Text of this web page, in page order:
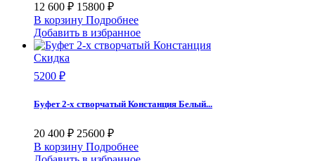
12 600 ₽ 15800 ₽
В корзину Подробнее
Добавить в избранное
Скидка
5200 ₽
Буфет 2-х створчатый Констанция Белый...
20 400 ₽ 25600 ₽
В корзину Подробнее